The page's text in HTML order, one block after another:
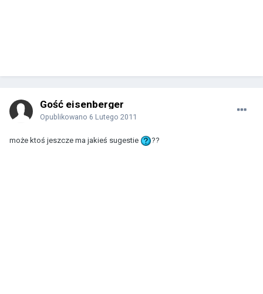
Gość eisenberger
Opublikowano 6 Lutego 2011
może ktoś jeszcze ma jakieś sugestie ??